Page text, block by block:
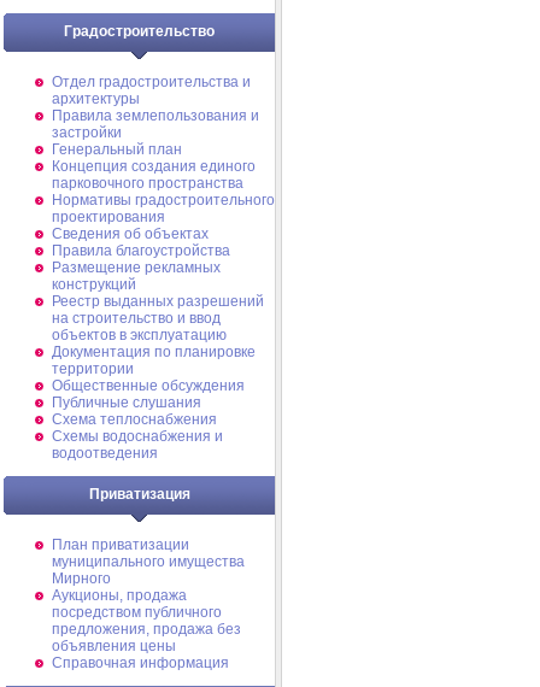
Градостроительство
Отдел градостроительства и
архитектуры
Правила землепользования и
застройки
Генеральный план
Концепция создания единого
парковочного пространства
Нормативы градостроительного
проектирования
Сведения об объектах
Правила благоустройства
Размещение рекламных
конструкций
Реестр выданных разрешений
на строительство и ввод
объектов в эксплуатацию
Документация по планировке
территории
Общественные обсуждения
Публичные слушания
Схема теплоснабжения
Схемы водоснабжения и
водоотведения
Приватизация
План приватизации
муниципального имущества
Мирного
Аукционы, продажа
посредством публичного
предложения, продажа без
объявления цены
Справочная информация